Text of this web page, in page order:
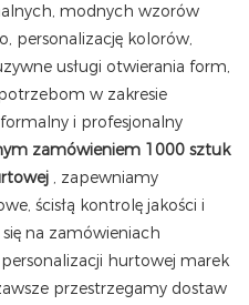
modnych wzorów
personalizację kolorów,
usługi otwierania form,
w zakresie
i profesjonalny
zamówieniem 1000 sztuk
, zapewniamy
ścisłą kontrolę jakości i
na zamówieniach
hurtowej marek
przestrzegamy dostaw